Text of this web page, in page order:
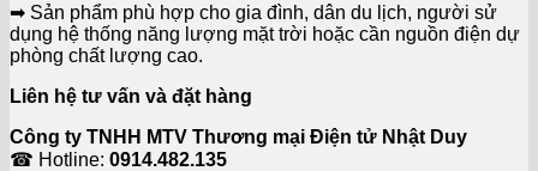
➡ Sản phẩm phù hợp cho gia đình, dân du lịch, người sử
dụng hệ thống năng lượng mặt trời hoặc cần nguồn điện dự
phòng chất lượng cao.
Liên hệ tư vấn và đặt hàng
Công ty TNHH MTV Thương mại Điện tử Nhật Duy
☎ Hotline: 0914.482.135